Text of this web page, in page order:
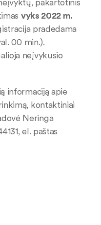
vyks 2022 m.
pradedama
00 min.).
neįvykusio
informaciją apie
kontaktiniai
Neringa
el. paštas